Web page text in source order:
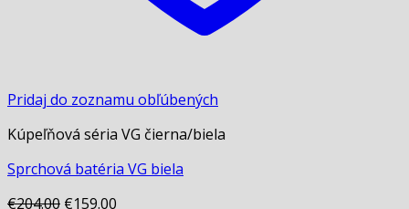
Pridaj do zoznamu obľúbených
Kúpeľňová séria VG čierna/biela
Sprchová batéria VG biela
€204.00 Original
€159.00